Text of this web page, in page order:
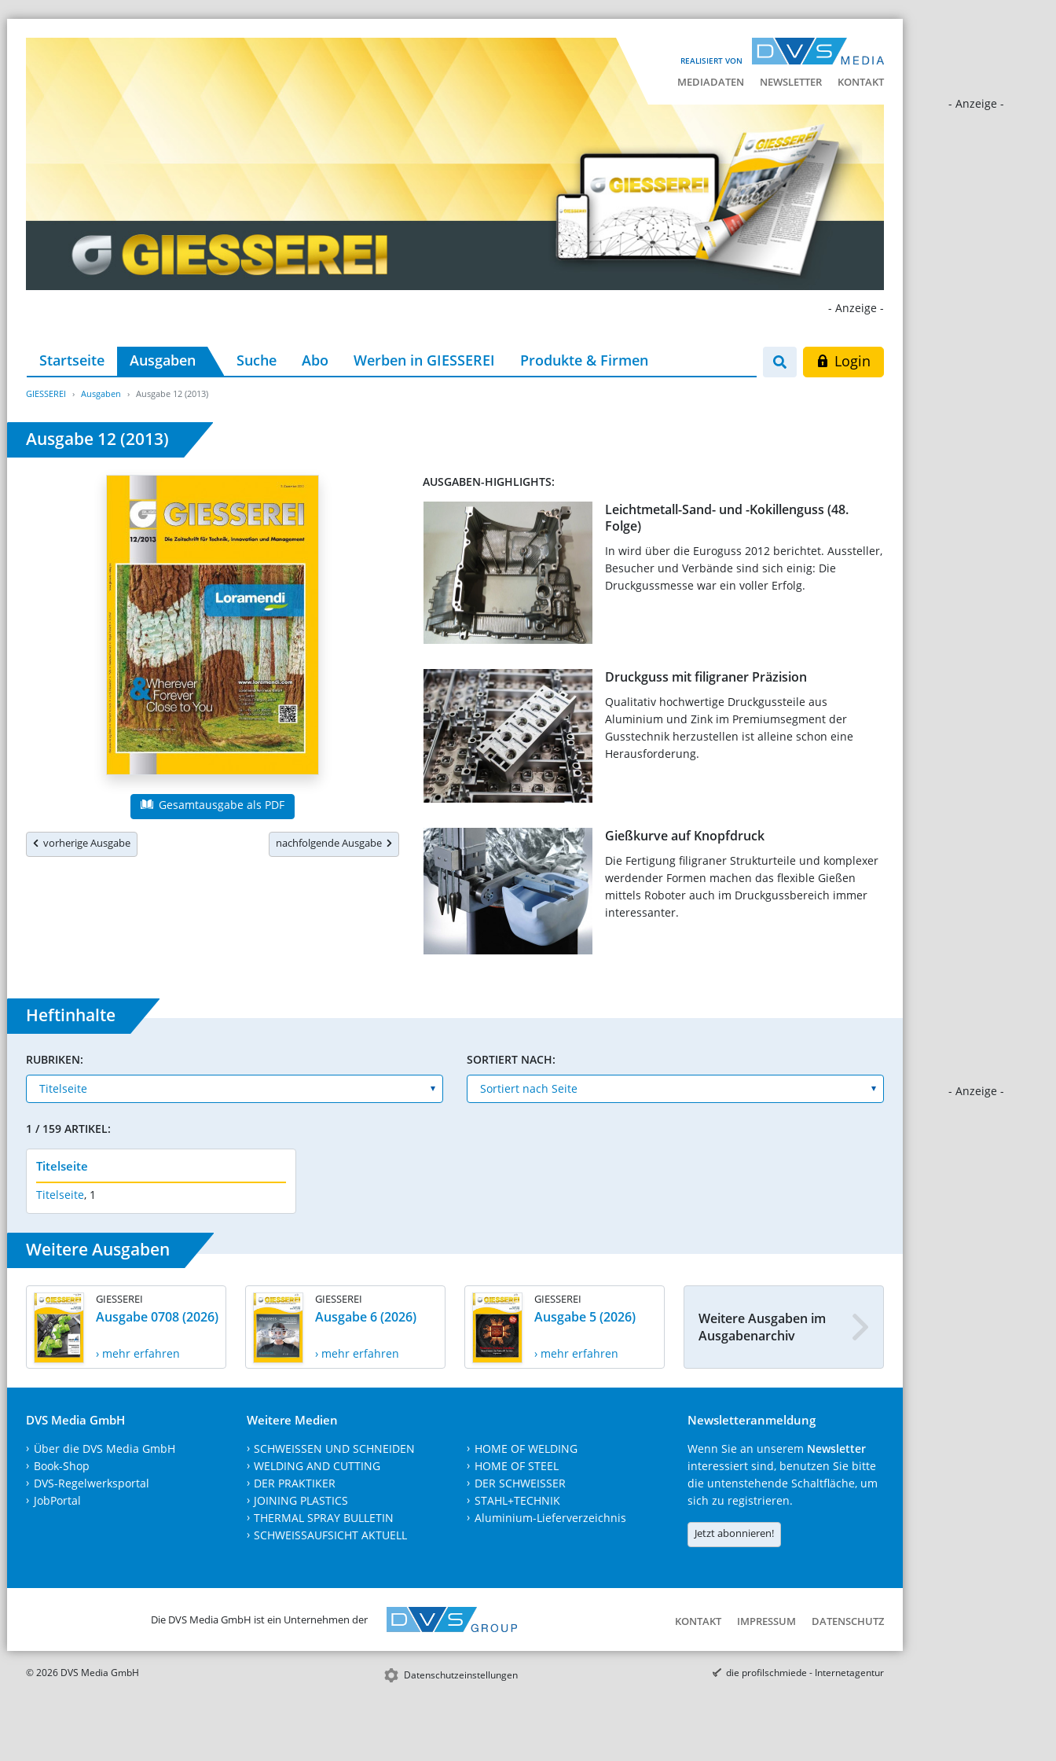
REALISIERT VON
MEDIADATEN NEWSLETTER KONTAKT
- Anzeige -
- Anzeige -
- Anzeige -
Startseite Ausgaben Suche Abo Werben in GIESSEREI Produkte & Firmen Login
GIESSEREI Ausgaben Ausgabe 12 (2013)
Ausgabe 12 (2013)
Gesamtausgabe als PDF
vorherige Ausgabe nachfolgende Ausgabe
AUSGABEN-HIGHLIGHTS:
Leichtmetall-Sand- und -Kokillenguss (48.
Folge)
In wird über die Euroguss 2012 berichtet. Aussteller,
Besucher und Verbände sind sich einig: Die
Druckgussmesse war ein voller Erfolg.
Druckguss mit filigraner Präzision
Qualitativ hochwertige Druckgussteile aus
Aluminium und Zink im Premiumsegment der
Gusstechnik herzustellen ist alleine schon eine
Herausforderung.
Gießkurve auf Knopfdruck
Die Fertigung filigraner Strukturteile und komplexer
werdender Formen machen das flexible Gießen
mittels Roboter auch im Druckgussbereich immer
interessanter.
Heftinhalte
RUBRIKEN: SORTIERT NACH:
1 / 159 ARTIKEL:
Titelseite
Titelseite, 1
Weitere Ausgaben
GIESSEREI
Ausgabe 0708 (2026)
› mehr erfahren
GIESSEREI
Ausgabe 6 (2026)
› mehr erfahren
GIESSEREI
Ausgabe 5 (2026)
› mehr erfahren
Weitere Ausgaben im
Ausgabenarchiv
DVS Media GmbH
Über die DVS Media GmbH
Book-Shop
DVS-Regelwerksportal
JobPortal
Weitere Medien
SCHWEISSEN UND SCHNEIDEN
WELDING AND CUTTING
DER PRAKTIKER
JOINING PLASTICS
THERMAL SPRAY BULLETIN
SCHWEISSAUFSICHT AKTUELL
HOME OF WELDING
HOME OF STEEL
DER SCHWEISSER
STAHL+TECHNIK
Aluminium-Lieferverzeichnis
Newsletteranmeldung
Wenn Sie an unserem Newsletter
interessiert sind, benutzen Sie bitte
die untenstehende Schaltfläche, um
sich zu registrieren.
Jetzt abonnieren!
Die DVS Media GmbH ist ein Unternehmen der KONTAKT IMPRESSUM DATENSCHUTZ
© 2026 DVS Media GmbH Datenschutzeinstellungen die profilschmiede - Internetagentur